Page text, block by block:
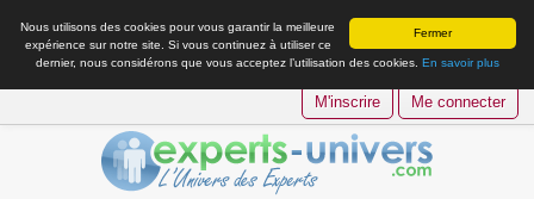
Fermer
Nous utilisons des cookies pour vous garantir la meilleure
expérience sur notre site. Si vous continuez à utiliser ce
dernier, nous considérons que vous acceptez l’utilisation des cookies. En savoir plus
M'inscrire Me connecter